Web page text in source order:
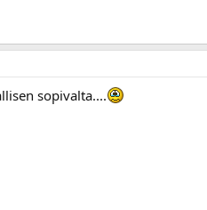
sopivalta....